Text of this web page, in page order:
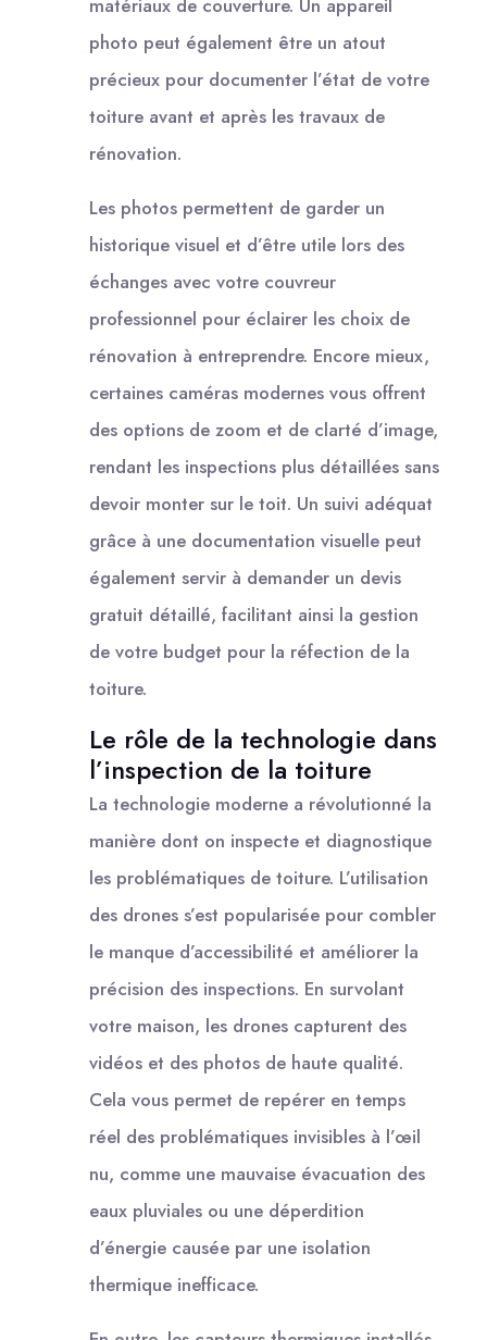
matériaux de couverture. Un appareil
photo peut également être un atout
précieux pour documenter l’état de votre
toiture avant et après les travaux de
rénovation.
Les photos permettent de garder un
historique visuel et d’être utile lors des
échanges avec votre couvreur
professionnel pour éclairer les choix de
rénovation à entreprendre. Encore mieux,
certaines caméras modernes vous offrent
des options de zoom et de clarté d’image,
rendant les inspections plus détaillées sans
devoir monter sur le toit. Un suivi adéquat
grâce à une documentation visuelle peut
également servir à demander un devis
gratuit détaillé, facilitant ainsi la gestion
de votre budget pour la réfection de la
toiture.
Le rôle de la technologie dans
l’inspection de la toiture
La technologie moderne a révolutionné la
manière dont on inspecte et diagnostique
les problématiques de toiture. L’utilisation
des drones s’est popularisée pour combler
le manque d’accessibilité et améliorer la
précision des inspections. En survolant
votre maison, les drones capturent des
vidéos et des photos de haute qualité.
Cela vous permet de repérer en temps
réel des problématiques invisibles à l’œil
nu, comme une mauvaise évacuation des
eaux pluviales ou une déperdition
d’énergie causée par une isolation
thermique inefficace.